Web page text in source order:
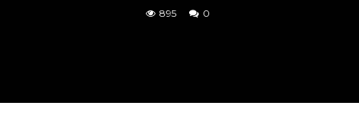
895 0